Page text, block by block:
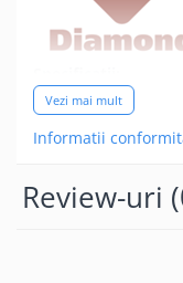
Cantitatea de
Vezi mai mult
Informatii
Review-uri